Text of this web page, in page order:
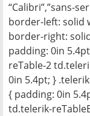
“Calibri”,”sans-
border-left: solid
border-right:
padding: 0in
reTable-2
0in 5.4pt; }
{ padding: 0in
td.telerik-